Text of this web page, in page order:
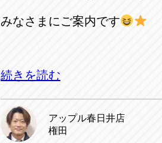
みなさまにご案内です
続きを読む
アップル春日井店
権田